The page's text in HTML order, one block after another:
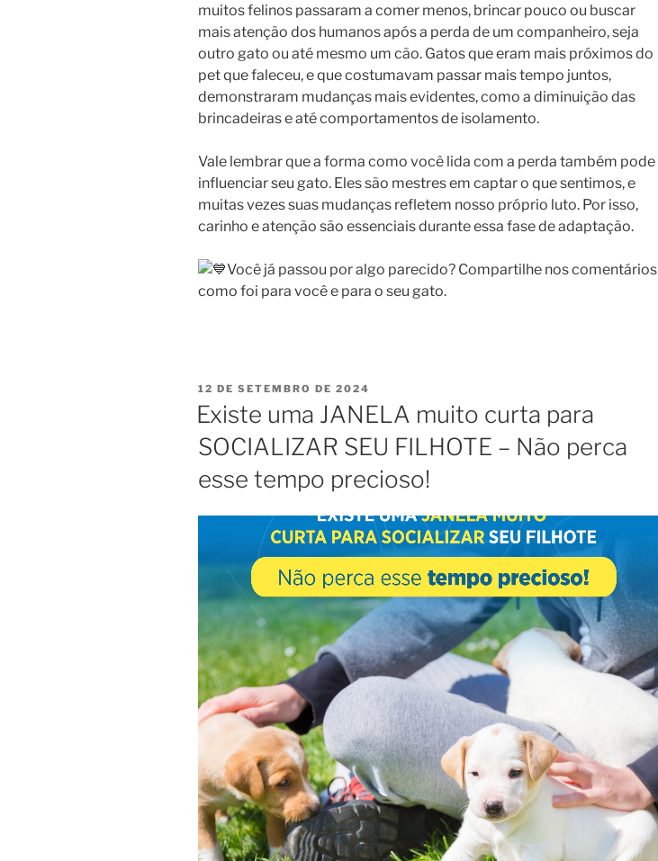
muitos felinos passaram a comer menos, brincar pouco ou buscar
mais atenção dos humanos após a perda de um companheiro, seja
outro gato ou até mesmo um cão. Gatos que eram mais próximos do
pet que faleceu, e que costumavam passar mais tempo juntos,
demonstraram mudanças mais evidentes, como a diminuição das
brincadeiras e até comportamentos de isolamento.
Vale lembrar que a forma como você lida com a perda também pode
influenciar seu gato. Eles são mestres em captar o que sentimos, e
muitas vezes suas mudanças refletem nosso próprio luto. Por isso,
carinho e atenção são essenciais durante essa fase de adaptação.
Você já passou por algo parecido? Compartilhe nos comentários
como foi para você e para o seu gato.
12 DE SETEMBRO DE 2024
Existe uma JANELA muito curta para
SOCIALIZAR SEU FILHOTE – Não perca
esse tempo precioso!